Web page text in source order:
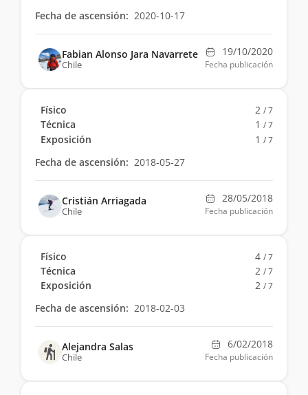
Fecha de ascensión: 2020-10-17
Fabian Alonso Jara Navarrete
Chile
19/10/2020
Fecha publicación
Físico 2 / 7
Técnica 1 / 7
Exposición 1 / 7
Fecha de ascensión: 2018-05-27
Cristián Arriagada
Chile
28/05/2018
Fecha publicación
Físico 4 / 7
Técnica 2 / 7
Exposición 2 / 7
Fecha de ascensión: 2018-02-03
Alejandra Salas
Chile
6/02/2018
Fecha publicación